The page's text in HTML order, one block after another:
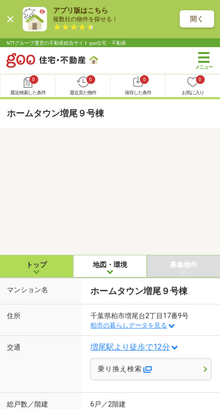
アプリ版はこちら
複数社の物件を探せる！ 開く
NTTグループ運営の不動産総合サイト goo住宅・不動産
0
最近検索した条件
0
最近見た物件
0
保存した条件
0
お気に入り
ホームタウン増尾９号棟
トップ 地図・環境 募集物件
マンション名 ホームタウン増尾９号棟
住所 千葉県柏市増尾台2丁目17番9号
柏市の暮らしデータを見る
交通 増尾駅より徒歩で12分
乗り換え検索
総戸数／階建 6戸／2階建